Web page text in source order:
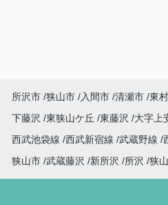
所沢市 狭山市 入間市 清瀬市 東
下藤沢 東狭山ケ丘 東藤沢 大字上
西武池袋線 西武新宿線 武蔵野線
狭山市 武蔵藤沢 新所沢 所沢 狭